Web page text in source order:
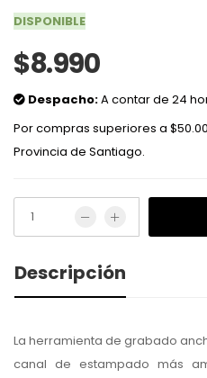
DISPONIBLE
$8.990
Despacho:A contar de 24
Por compras superiores a
Provincia de Santiago.
Descripción
La herramienta de grabado
canal de estampado más